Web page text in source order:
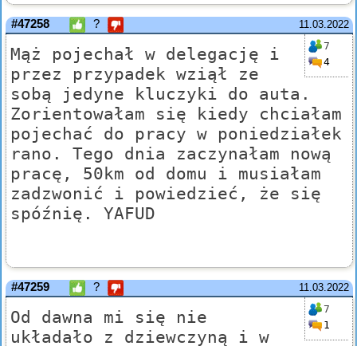
11.03.2022
#47258 ?
7
4
Mąż pojechał w delegację i
przez przypadek wziął ze
sobą jedyne kluczyki do auta.
Zorientowałam się kiedy chciałam
pojechać do pracy w poniedziałek
rano. Tego dnia zaczynałam nową
pracę, 50km od domu i musiałam
zadzwonić i powiedzieć, że się
spóźnię. YAFUD
11.03.2022
#47259 ?
7
1
Od dawna mi się nie
układało z dziewczyną i w